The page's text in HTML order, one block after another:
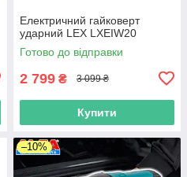
Електричний гайковерт
ударний LEX LXEIW20
Готово до відправки
2 799 ₴ 3 099 ₴
Купити
–10%